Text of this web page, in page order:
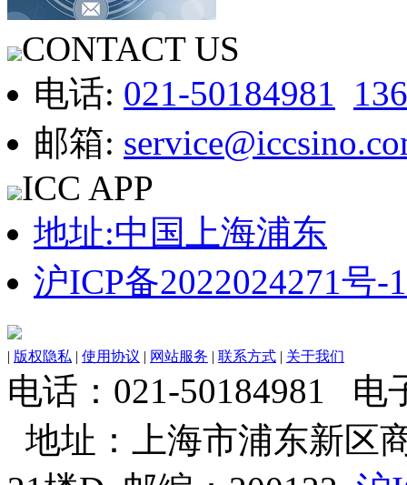
CONTACT US
电话: 021-50184981
邮箱:
ICC APP
地址:中国上海浦东
沪ICP备2022024271号-1
| 版权隐私 | 使用协议 | 网站服务 | 联系方式 | 关于我们
电话：021-50184981 电
地址：上海市浦东新区